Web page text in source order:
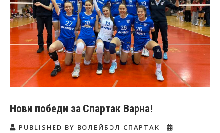
Нови победи за Спартак Варна!
PUBLISHED BY ВОЛЕЙБОЛ СПАРТАК